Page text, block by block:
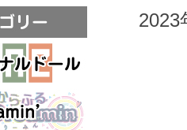
2023